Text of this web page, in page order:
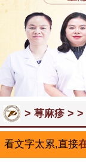
> 荨麻疹> >
看文字太累,直接